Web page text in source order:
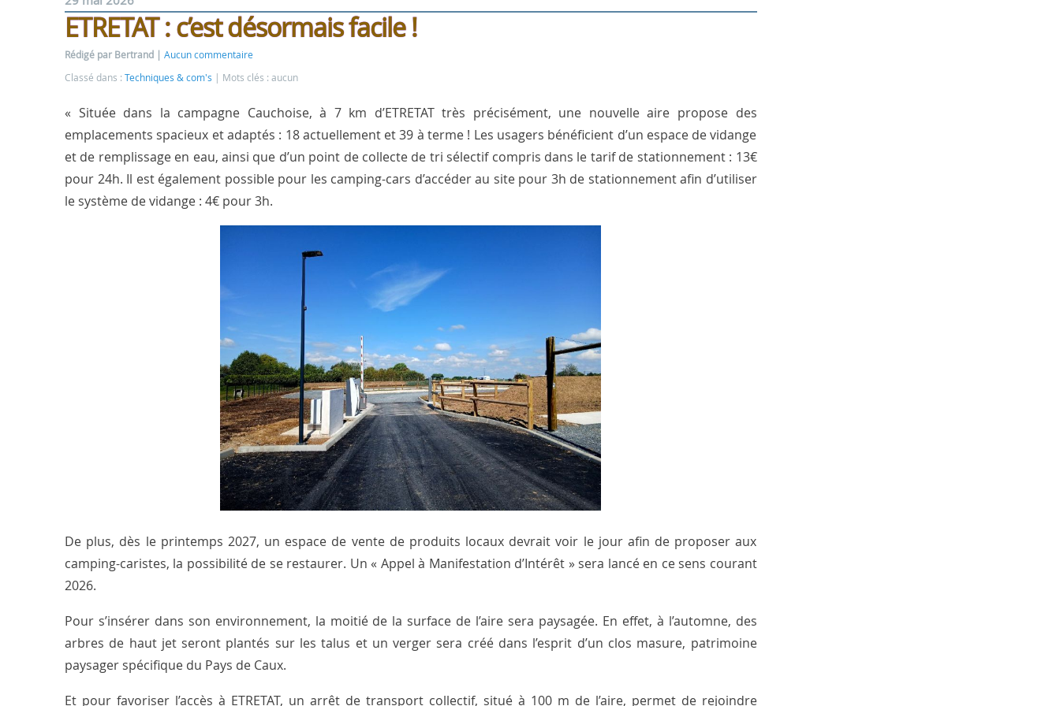
ETRETAT : c’est désormais facile !
Rédigé par Bertrand
Aucun commentaire
Classé dans : Techniques & com's Mots clés : aucun
« Située dans la campagne Cauchoise, à 7 km d’ETRETAT très précisément, une nouvelle aire propose des
emplacements spacieux et adaptés : 18 actuellement et 39 à terme ! Les usagers bénéficient d’un espace de vidange
et de remplissage en eau, ainsi que d’un point de collecte de tri sélectif compris dans le tarif de stationnement : 13€
pour 24h. Il est également possible pour les camping-cars d’accéder au site pour 3h de stationnement afin d’utiliser
le système de vidange : 4€ pour 3h.
De plus, dès le printemps 2027, un espace de vente de produits locaux devrait voir le jour afin de proposer aux
camping-caristes, la possibilité de se restaurer. Un « Appel à Manifestation d’Intérêt » sera lancé en ce sens courant
2026.
Pour s’insérer dans son environnement, la moitié de la surface de l’aire sera paysagée. En effet, à l’automne, des
arbres de haut jet seront plantés sur les talus et un verger sera créé dans l’esprit d’un clos masure, patrimoine
paysager spécifique du Pays de Caux.
Et pour favoriser l’accès à ETRETAT, un arrêt de transport collectif, situé à 100 m de l’aire, permet de rejoindre